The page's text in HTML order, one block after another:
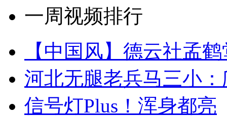
一周视频排行
【中国风】德云社孟
河北无腿老兵马三小
信号灯Plus！浑身都亮